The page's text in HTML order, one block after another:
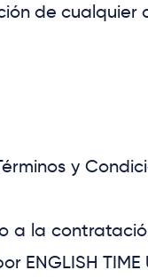
de
y
a la
ENGLISH TIME